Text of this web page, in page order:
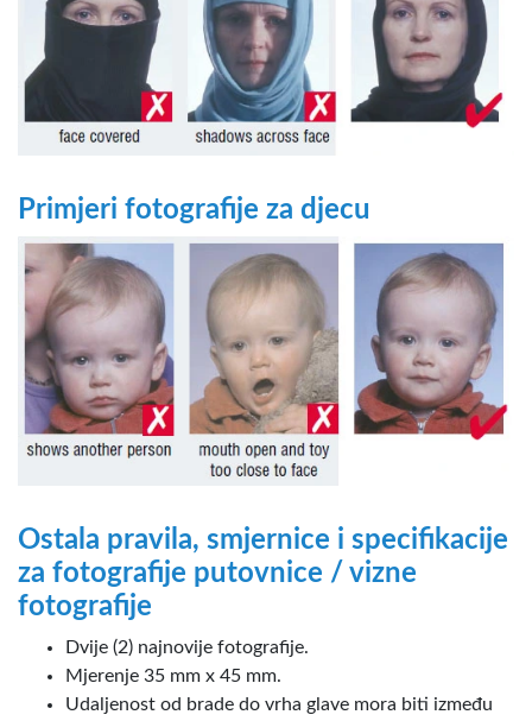
Primjeri fotografije za djecu
Ostala pravila, smjernice i specifikacije
za fotografije putovnice / vizne
fotografije
Dvije (2) najnovije fotografije.
Mjerenje 35 mm x 45 mm.
Udaljenost od brade do vrha glave mora biti između